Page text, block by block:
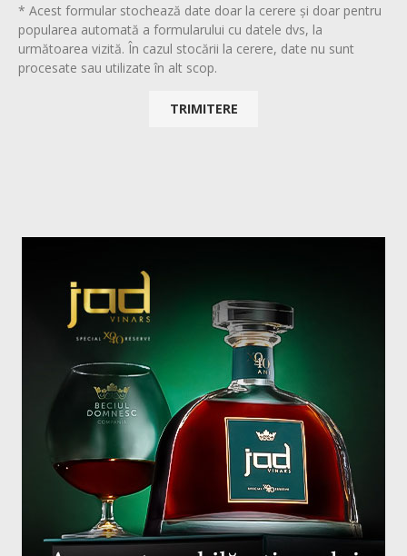
* Acest formular stochează date doar la cerere și doar pentru
popularea automată a formularului cu datele dvs, la
următoarea vizită. În cazul stocării la cerere, date nu sunt
procesate sau utilizate în alt scop.